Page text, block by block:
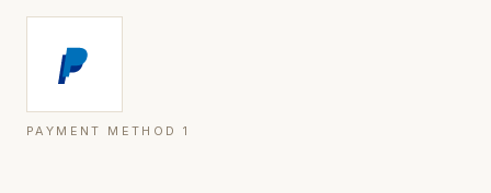
PAYMENT METHOD 1